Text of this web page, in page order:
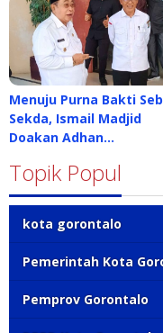
Menuju Purna Bakti
Sekda, Ismail Madjid
Doakan Adhan…
Topik Popul
kota gorontalo
Pemerintah Kota
Pemprov Gorontalo